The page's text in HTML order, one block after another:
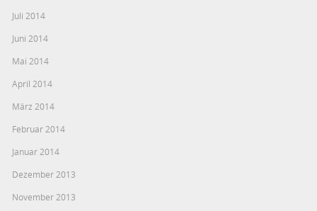
Juli 2014
Juni 2014
Mai 2014
April 2014
März 2014
Februar 2014
Januar 2014
Dezember 2013
November 2013